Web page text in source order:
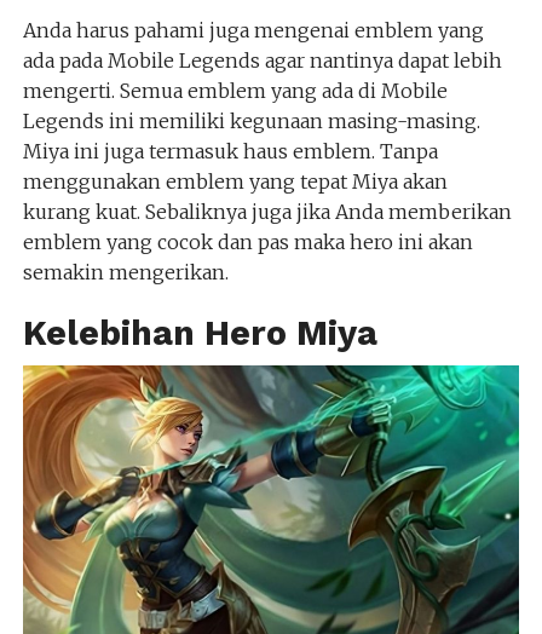
Anda harus pahami juga mengenai emblem yang
ada pada Mobile Legends agar nantinya dapat lebih
mengerti. Semua emblem yang ada di Mobile
Legends ini memiliki kegunaan masing-masing.
Miya ini juga termasuk haus emblem. Tanpa
menggunakan emblem yang tepat Miya akan
kurang kuat. Sebaliknya juga jika Anda memberikan
emblem yang cocok dan pas maka hero ini akan
semakin mengerikan.
Kelebihan Hero Miya